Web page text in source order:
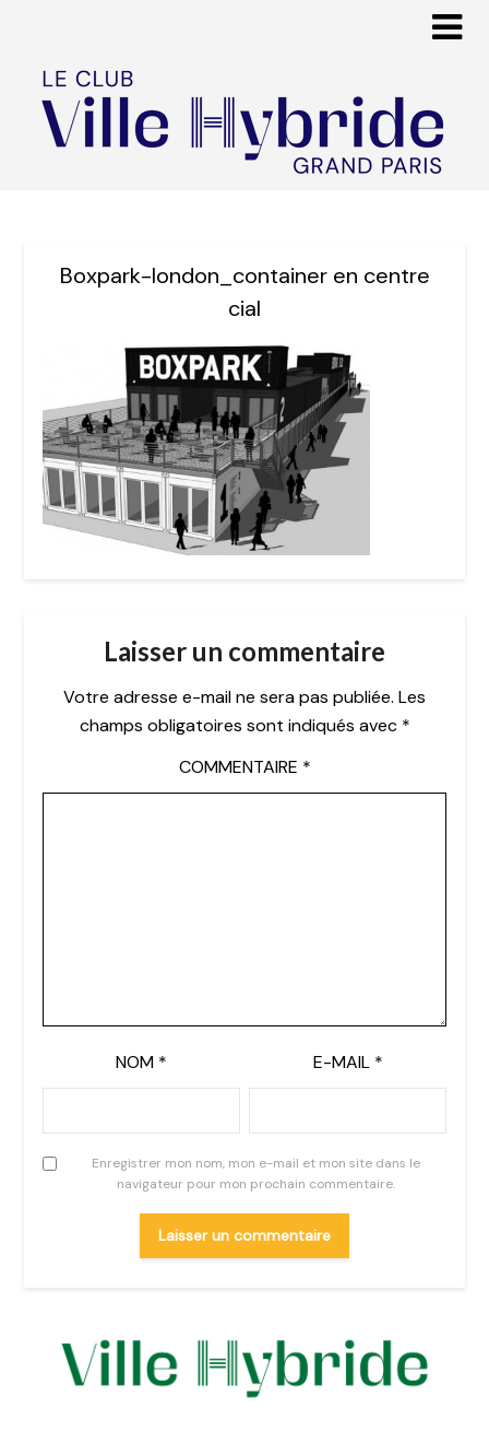
Boxpark-london_container en centre
cial
Laisser un commentaire
Votre adresse e-mail ne sera pas publiée. Les
champs obligatoires sont indiqués avec *
COMMENTAIRE *
NOM * E-MAIL *
Enregistrer mon nom, mon e-mail et mon site dans le
navigateur pour mon prochain commentaire.